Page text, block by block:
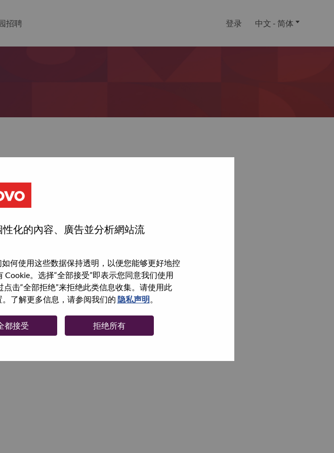
化的內容、廣告並分析網站流
何使用这些数据保持透明，以便您能够更好地控
Cookie。选择“全部接受”即表示您同意我们使用
击“全部拒绝”来拒绝此类信息收集。请使用此
了解更多信息，请参阅我们的 隐私声明
都接受 拒绝所有
招聘 登录 中文 - 简体
click "Continue".